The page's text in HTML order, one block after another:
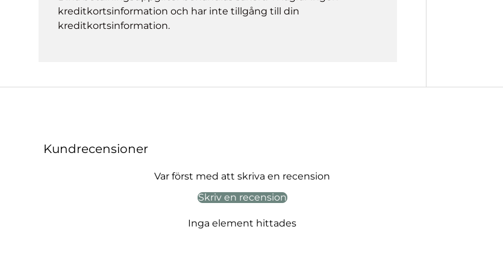
kreditkortsinformation och har inte tillgång till din
kreditkortsinformation.
Kundrecensioner
Var först med att skriva en recension
Skriv en recension
Inga element hittades